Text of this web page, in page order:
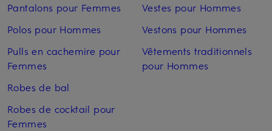
Pantalons pour Femmes
Polos pour Hommes
Pulls en cachemire pour
Femmes
Robes de bal
Robes de cocktail pour
Femmes
Vestes pour Hommes
Vestons pour Hommes
Vêtements traditionnels
pour Hommes